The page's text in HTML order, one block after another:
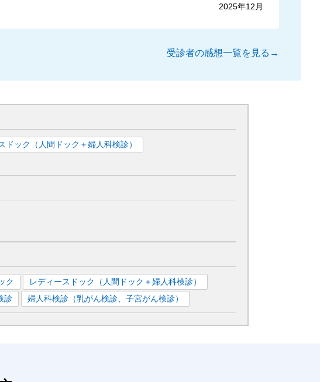
2025年12月
受診者の感想一覧を見る→
ドック（人間ドック＋婦人科検診）
ク
レディースドック（人間ドック＋婦人科検診）
診 婦人科検診（乳がん検診、子宮がん検診）